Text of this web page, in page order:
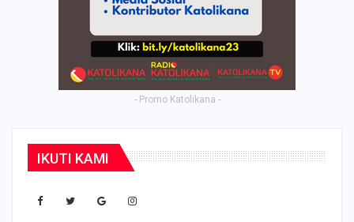
- Promo Katolikana -
IKUTI KAMI